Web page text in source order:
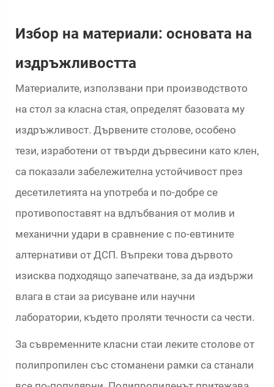
Избор на материали: основата на
издръжливостта
Материалите, използвани при производството
на стол за класна стая, определят базовата му
издръжливост. Дървените столове, особено
тези, изработени от твърди дървесини като клен,
са показали забележителна устойчивост през
десетилетията на употреба и по-добре се
противопоставят на вдлъбвания от молив и
механични удари в сравнение с по-евтините
алтернативи от ДСП. Въпреки това дървото
изисква подходящо запечатване, за да издържи
влага в стаи за рисуване или научни
лаборатории, където проляти течности са чести.
За съвременните класни стаи леките столове от
полипропилен със стоманени рамки са станали